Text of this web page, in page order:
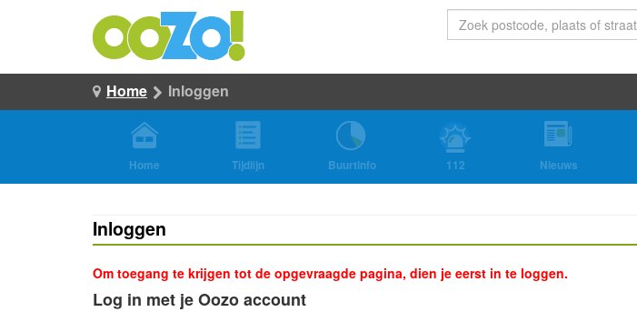
Home Inloggen
Home Tijdlijn Buurtinfo 112 Nieuws
Inloggen
Om toegang te krijgen tot de opgevraagde pagina, dien je eerst in te loggen.
Log in met je Oozo account